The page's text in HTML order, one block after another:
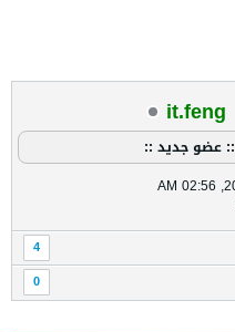
it.feng
:: عضو جديد ::
4
0